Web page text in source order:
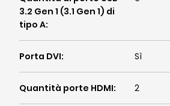
3.2 Gen 1 (3.1 Gen 1) di
tipo A:
Porta DVI: Sì
Quantità porte HDMI: 2